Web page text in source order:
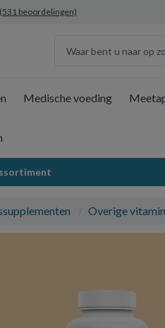
(531 beoordelingen)
Medische voeding
Overige